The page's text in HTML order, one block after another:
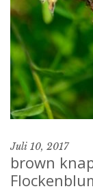
Juli 10, 2017
brown